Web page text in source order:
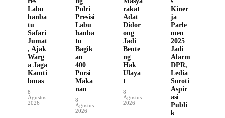
Labu
hanba
tu
Safari
Jumat
, Ajak
Warg
a Jaga
Kamti
bmas
8
Agustus
2026
Polri
Presisi
Labu
hanba
tu
Bagik
an
400
Porsi
Maka
nan
8
Agustus
2026
rakat
Adat
Didor
ong
Jadi
Bente
ng
Hak
Ulaya
t
8
Agustus
2026
Kiner
ja
Parle
men
2025
Jadi
Alarm
DPR,
Ledia
Soroti
Aspir
asi
Publi
k